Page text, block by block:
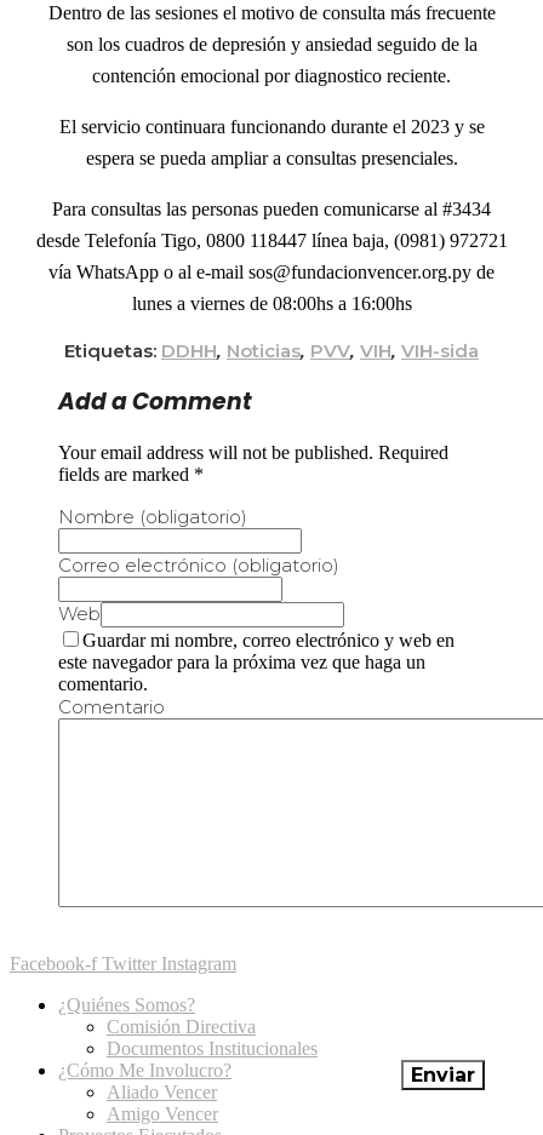
Dentro de las sesiones el motivo de consulta más frecuente
son los cuadros de depresión y ansiedad seguido de la
contención emocional por diagnostico reciente.
El servicio continuara funcionando durante el 2023 y se
espera se pueda ampliar a consultas presenciales.
Para consultas las personas pueden comunicarse al #3434
desde Telefonía Tigo, 0800 118447 línea baja, (0981) 972721
vía WhatsApp o al e-mail sos@fundacionvencer.org.py de
lunes a viernes de 08:00hs a 16:00hs
Etiquetas: DDHH, Noticias, PVV, VIH, VIH-sida
Add a Comment
Your email address will not be published. Required
fields are marked *
Nombre (obligatorio)
Correo electrónico (obligatorio)
Web
Guardar mi nombre, correo electrónico y web en
este navegador para la próxima vez que haga un
comentario.
Comentario
Facebook-f Twitter Instagram
¿Quiénes Somos?
Comisión Directiva
Documentos Institucionales
¿Cómo Me Involucro?
Aliado Vencer
Amigo Vencer